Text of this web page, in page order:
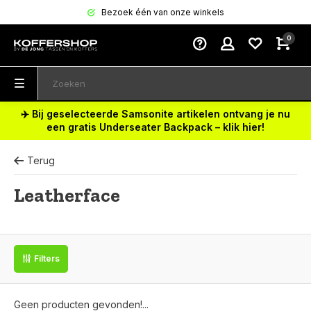
Bezoek één van onze winkels
0
✈️ Bij geselecteerde Samsonite artikelen ontvang je nu
een gratis Underseater Backpack – klik hier!
Terug
Leatherface
Filters
Geen producten gevonden!...